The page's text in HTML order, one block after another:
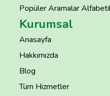
Popüler Aramalar
Kurumsal
Anasayfa
Hakkımızda
Blog
Tüm Hizmetler